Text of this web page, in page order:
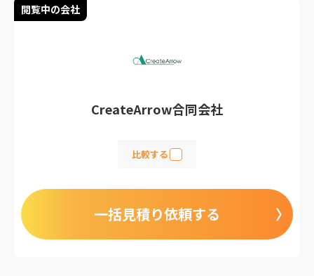
閲覧中の会社
CreateArrow合同会社
比較する
一括見積り依頼する